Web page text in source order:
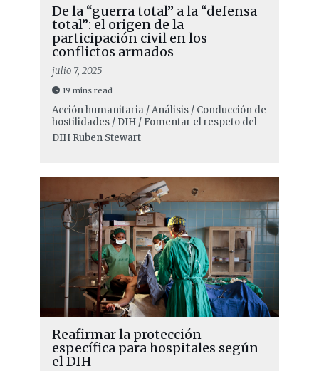
De la “guerra total” a la “defensa
total”: el origen de la
participación civil en los
conflictos armados
julio 7, 2025
19 mins read
Acción humanitaria / Análisis / Conducción de
hostilidades / DIH / Fomentar el respeto del
DIH Ruben Stewart
Reafirmar la protección
específica para hospitales según
el DIH